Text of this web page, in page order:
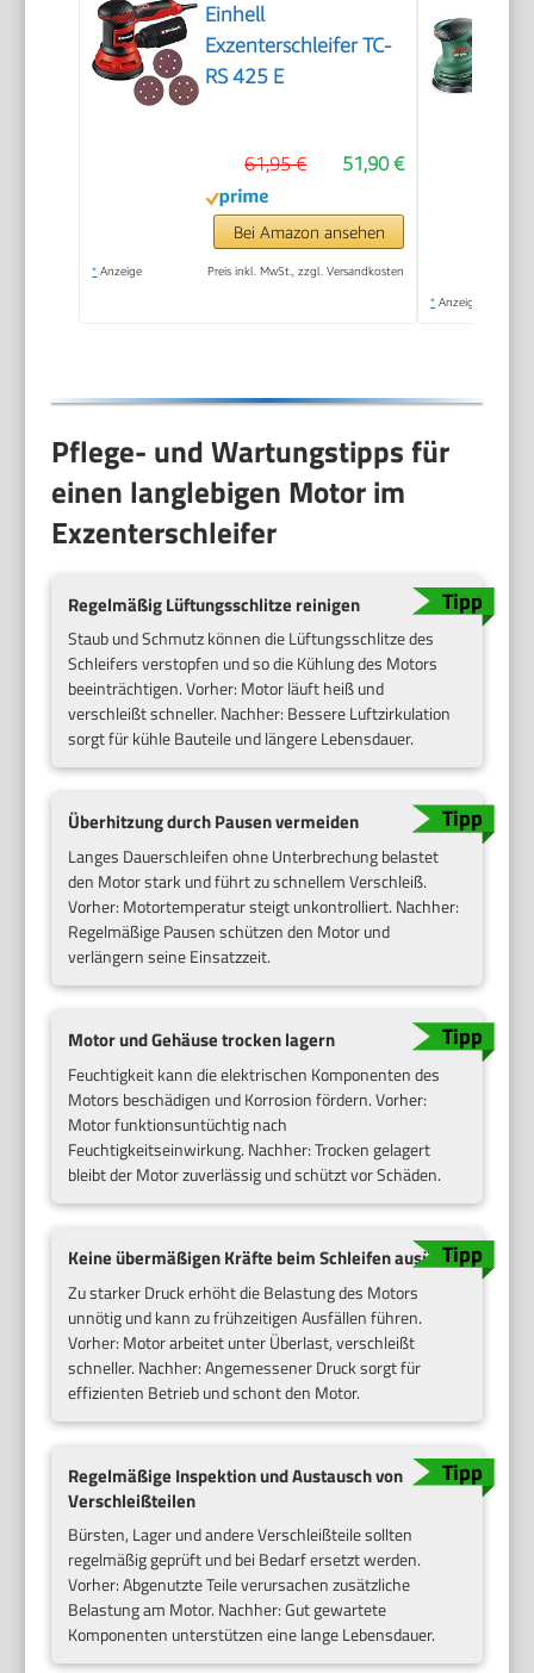
Einhell
Exzenterschleifer TC-
RS 425 E
51,90 €
61,95 €
Bei Amazon ansehen
* Anzeige Preis inkl. MwSt., zzgl. Versandkosten
* Anzeige
Pflege- und Wartungstipps für
einen langlebigen Motor im
Exzenterschleifer
Regelmäßig Lüftungsschlitze reinigen
Staub und Schmutz können die Lüftungsschlitze des
Schleifers verstopfen und so die Kühlung des Motors
beeinträchtigen. Vorher: Motor läuft heiß und
verschleißt schneller. Nachher: Bessere Luftzirkulation
sorgt für kühle Bauteile und längere Lebensdauer.
Überhitzung durch Pausen vermeiden
Langes Dauerschleifen ohne Unterbrechung belastet
den Motor stark und führt zu schnellem Verschleiß.
Vorher: Motortemperatur steigt unkontrolliert. Nachher:
Regelmäßige Pausen schützen den Motor und
verlängern seine Einsatzzeit.
Motor und Gehäuse trocken lagern
Feuchtigkeit kann die elektrischen Komponenten des
Motors beschädigen und Korrosion fördern. Vorher:
Motor funktionsuntüchtig nach
Feuchtigkeitseinwirkung. Nachher: Trocken gelagert
bleibt der Motor zuverlässig und schützt vor Schäden.
Keine übermäßigen Kräfte beim Schleifen ausüben
Zu starker Druck erhöht die Belastung des Motors
unnötig und kann zu frühzeitigen Ausfällen führen.
Vorher: Motor arbeitet unter Überlast, verschleißt
schneller. Nachher: Angemessener Druck sorgt für
effizienten Betrieb und schont den Motor.
Regelmäßige Inspektion und Austausch von
Verschleißteilen
Bürsten, Lager und andere Verschleißteile sollten
regelmäßig geprüft und bei Bedarf ersetzt werden.
Vorher: Abgenutzte Teile verursachen zusätzliche
Belastung am Motor. Nachher: Gut gewartete
Komponenten unterstützen eine lange Lebensdauer.